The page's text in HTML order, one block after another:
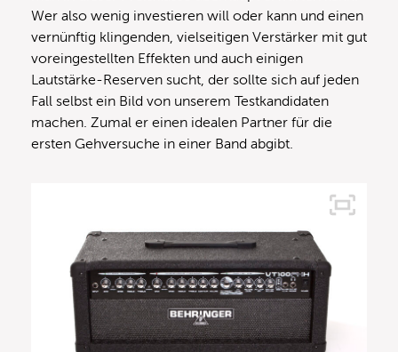
Wer also wenig investieren will oder kann und einen
vernünftig klingenden, vielseitigen Verstärker mit gut
voreingestellten Effekten und auch einigen
Lautstärke-Reserven sucht, der sollte sich auf jeden
Fall selbst ein Bild von unserem Testkandidaten
machen. Zumal er einen idealen Partner für die
ersten Gehversuche in einer Band abgibt.